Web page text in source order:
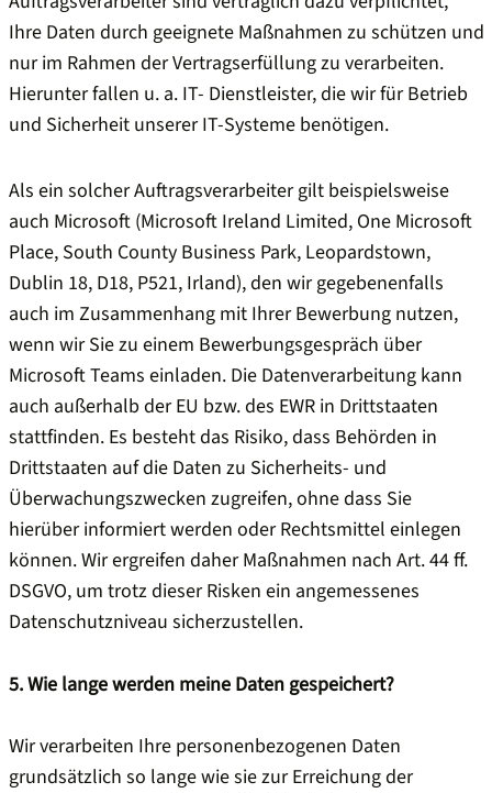
Ihre Daten durch geeignete Maßnahmen zu schützen und
nur im Rahmen der Vertragserfüllung zu verarbeiten.
Hierunter fallen u. a. IT- Dienstleister, die wir für Betrieb
und Sicherheit unserer IT-Systeme benötigen.
Als ein solcher Auftragsverarbeiter gilt beispielsweise
auch Microsoft (Microsoft Ireland Limited, One Microsoft
Place, South County Business Park, Leopardstown,
Dublin 18, D18, P521, Irland), den wir gegebenenfalls
auch im Zusammenhang mit Ihrer Bewerbung nutzen,
wenn wir Sie zu einem Bewerbungsgespräch über
Microsoft Teams einladen. Die Datenverarbeitung kann
auch außerhalb der EU bzw. des EWR in Drittstaaten
stattfinden. Es besteht das Risiko, dass Behörden in
Drittstaaten auf die Daten zu Sicherheits- und
Überwachungszwecken zugreifen, ohne dass Sie
hierüber informiert werden oder Rechtsmittel einlegen
können. Wir ergreifen daher Maßnahmen nach Art. 44 ff.
DSGVO, um trotz dieser Risken ein angemessenes
Datenschutzniveau sicherzustellen.
5. Wie lange werden meine Daten gespeichert?
Wir verarbeiten Ihre personenbezogenen Daten
grundsätzlich so lange wie sie zur Erreichung der